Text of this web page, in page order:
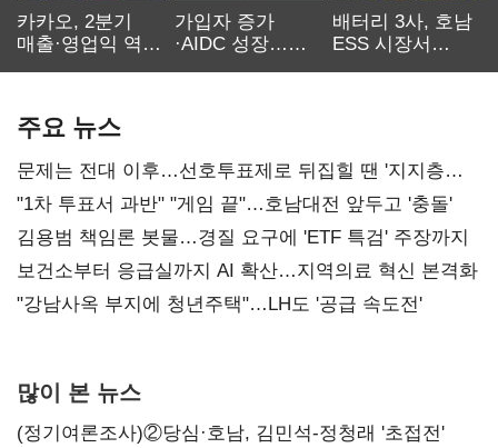
카카오, 2분기
매출·영업익 역대
가입자 증가
·AIDC 성장…
배터리 3사, 호남
ESS 시장서
주요 뉴스
문제는 전대 이후…선호투표제로 뒤집힐 땐 '지지층
불복'
"1차 투표서 과반" "게임 끝"…호남대전 앞두고 '충돌'
김용범 책임론 봇물…경질 요구에 'ETF 특검' 주장까지
보건소부터 응급실까지 AI 확산…지역의료 혁신 본격화
"강남사옥 부지에 청년주택"…LH도 '공급 속도전'
많이 본 뉴스
(정기여론조사)②당심·호남, 김민석-정청래 '초접전'